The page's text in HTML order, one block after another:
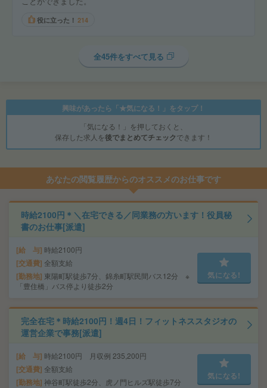
役に立った！ 214
全45件をすべて見る
興味があったら「★気になる！」をタップ！
「気になる！」を押しておくと、
保存した求人を後でまとめてチェックできます！
あなたの閲覧履歴からのオススメのお仕事です
時給2100円＊＼在宅できる／同業務の方います！役員秘
書のお仕事[派遣]
給 与 時給2100円
交通費 全額支給
勤務地 東陽町駅徒歩7分、錦糸町駅民間バス12分 ※
「豊住橋」バス停より徒歩2分
気になる!
完全在宅＊時給2100円！週4日！フィットネススタジオの
運営企業で事務[派遣]
給 与 時給2100円 月収例 235,200円
交通費 全額支給
勤務地 神谷町駅徒歩2分、虎ノ門ヒルズ駅徒歩7分
気になる!